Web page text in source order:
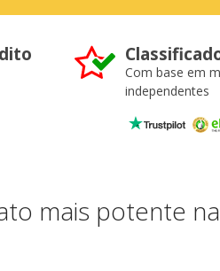
Com base em
independentes
mais potente